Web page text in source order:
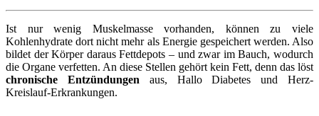
Ist nur wenig Muskelmasse vorhanden, können zu viele
Kohlenhydrate dort nicht mehr als Energie gespeichert werden. Also
bildet der Körper daraus Fettdepots – und zwar im Bauch, wodurch
die Organe verfetten. An diese Stellen gehört kein Fett, denn das löst
chronische Entzündungen aus, Hallo Diabetes und Herz-
Kreislauf-Erkrankungen.